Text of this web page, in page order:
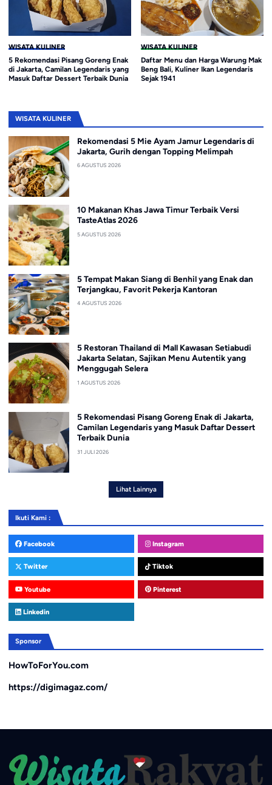
WISATA KULINER
5 Rekomendasi Pisang Goreng Enak
di Jakarta, Camilan Legendaris yang
Masuk Daftar Dessert Terbaik Dunia
WISATA KULINER
Daftar Menu dan Harga Warung Mak
Beng Bali, Kuliner Ikan Legendaris
Sejak 1941
WISATA KULINER
Rekomendasi 5 Mie Ayam Jamur Legendaris di
Jakarta, Gurih dengan Topping Melimpah
6 AGUSTUS 2026
10 Makanan Khas Jawa Timur Terbaik Versi
TasteAtlas 2026
5 AGUSTUS 2026
5 Tempat Makan Siang di Benhil yang Enak dan
Terjangkau, Favorit Pekerja Kantoran
4 AGUSTUS 2026
5 Restoran Thailand di Mall Kawasan Setiabudi
Jakarta Selatan, Sajikan Menu Autentik yang
Menggugah Selera
1 AGUSTUS 2026
5 Rekomendasi Pisang Goreng Enak di Jakarta,
Camilan Legendaris yang Masuk Daftar Dessert
Terbaik Dunia
31 JULI 2026
Lihat Lainnya
Ikuti Kami :
Facebook Instagram
Twitter Tiktok
Youtube Pinterest
Linkedin
Sponsor
HowToForYou.com
https://digimagaz.com/